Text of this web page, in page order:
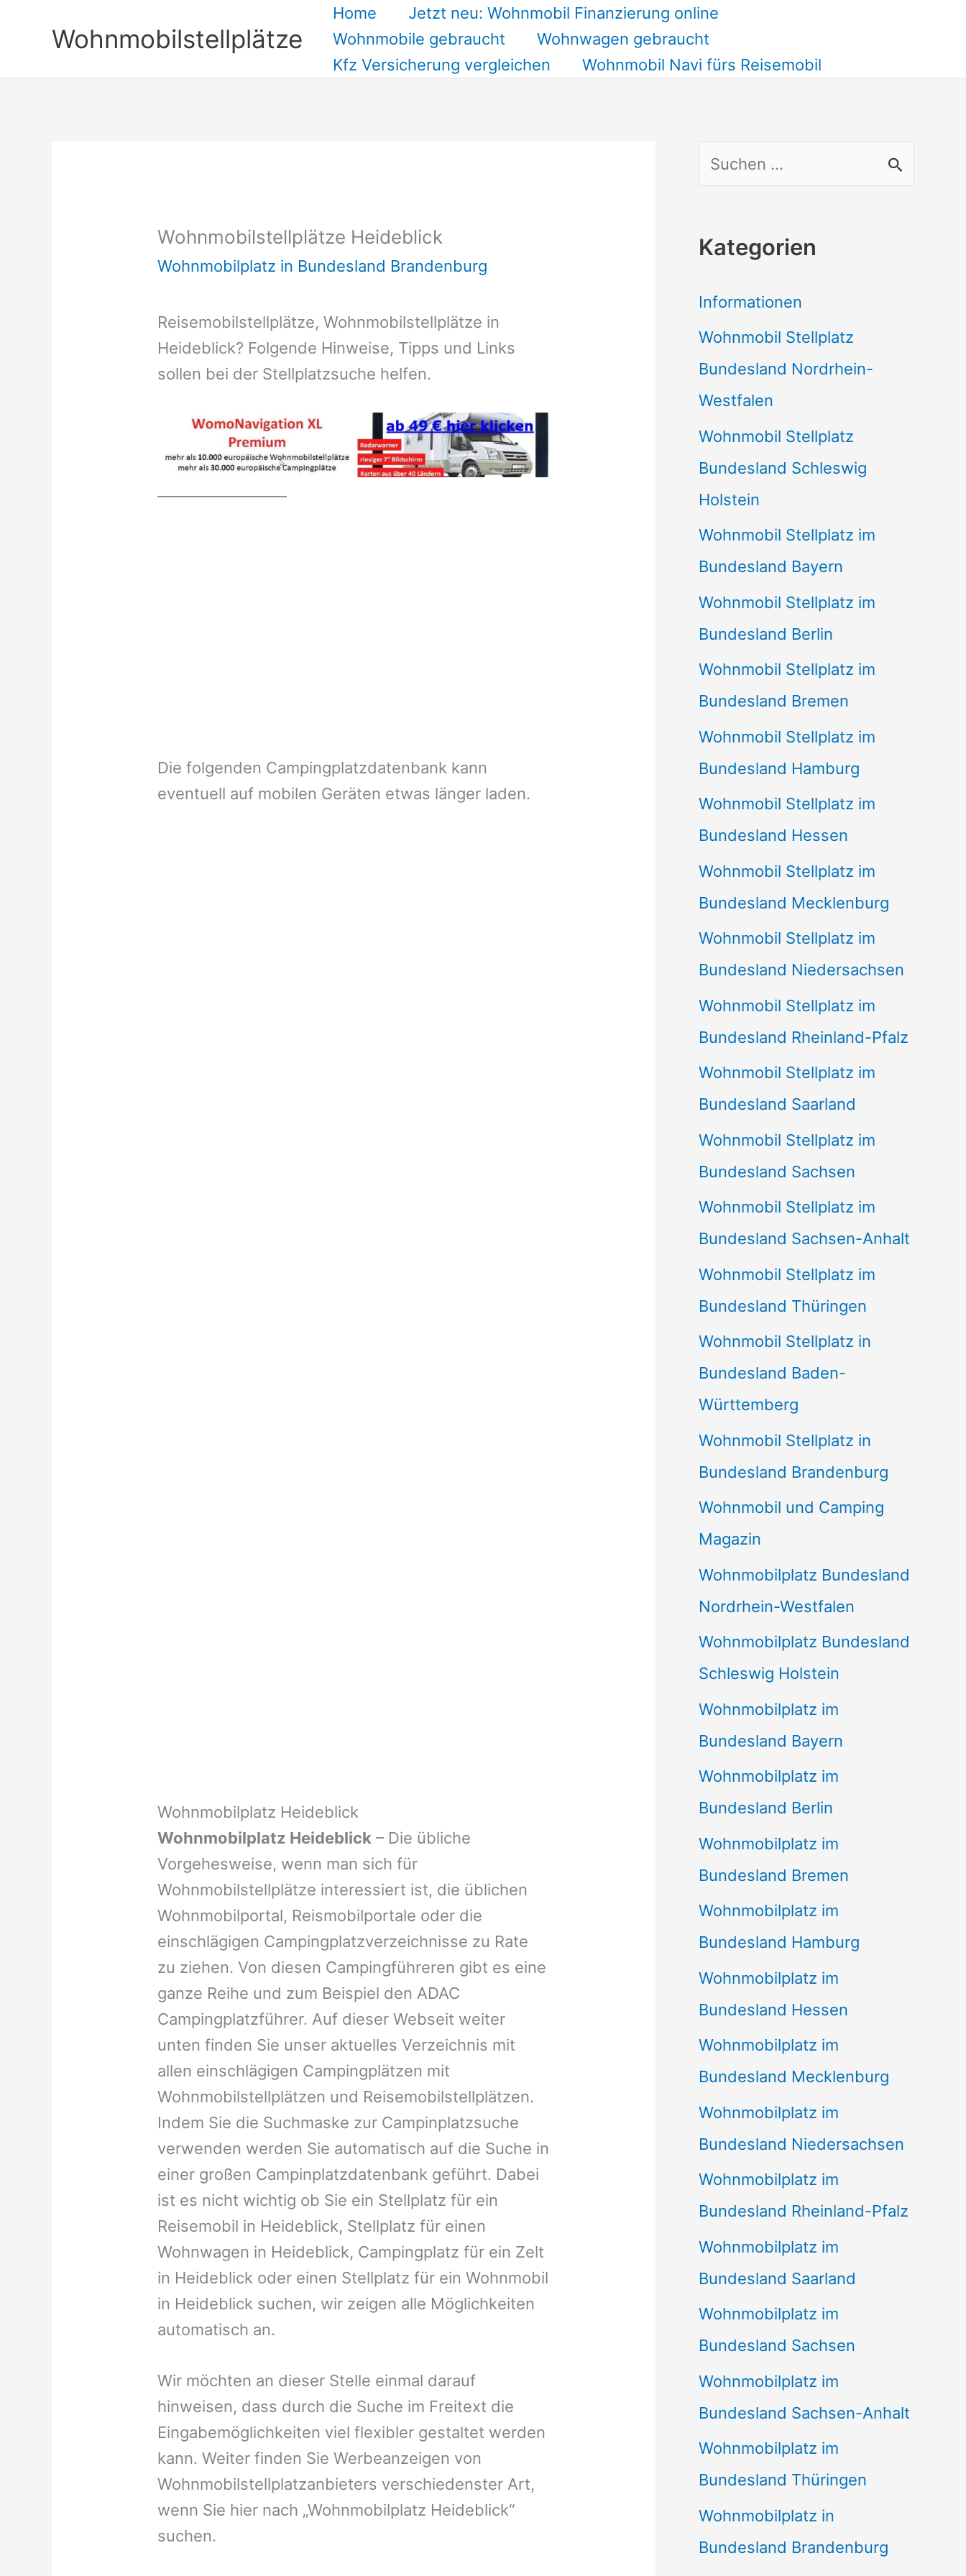
Wohnmobilstellplätze
Home
Jetzt neu: Wohnmobil Finanzierung online
Wohnmobile gebraucht
Wohnwagen gebraucht
Kfz Versicherung vergleichen
Wohnmobil Navi fürs Reisemobil
Wohnmobilstellplätze Heideblick
Wohnmobilplatz in Bundesland Brandenburg
Reisemobilstellplätze, Wohnmobilstellplätze in
Heideblick? Folgende Hinweise, Tipps und Links
sollen bei der Stellplatzsuche helfen.
Die folgenden Campingplatzdatenbank kann
eventuell auf mobilen Geräten etwas länger laden.
Wohnmobilplatz Heideblick
Wohnmobilplatz Heideblick – Die übliche
Vorgehesweise, wenn man sich für
Wohnmobilstellplätze interessiert ist, die üblichen
Wohnmobilportal, Reismobilportale oder die
einschlägigen Campingplatzverzeichnisse zu Rate
zu ziehen. Von diesen Campingführeren gibt es eine
ganze Reihe und zum Beispiel den ADAC
Campingplatzführer. Auf dieser Webseit weiter
unten finden Sie unser aktuelles Verzeichnis mit
allen einschlägigen Campingplätzen mit
Wohnmobilstellplätzen und Reisemobilstellplätzen.
Indem Sie die Suchmaske zur Campinplatzsuche
verwenden werden Sie automatisch auf die Suche in
einer großen Campinplatzdatenbank geführt. Dabei
ist es nicht wichtig ob Sie ein Stellplatz für ein
Reisemobil in Heideblick, Stellplatz für einen
Wohnwagen in Heideblick, Campingplatz für ein Zelt
in Heideblick oder einen Stellplatz für ein Wohnmobil
in Heideblick suchen, wir zeigen alle Möglichkeiten
automatisch an.
Wir möchten an dieser Stelle einmal darauf
hinweisen, dass durch die Suche im Freitext die
Eingabemöglichkeiten viel flexibler gestaltet werden
kann. Weiter finden Sie Werbeanzeigen von
Wohnmobilstellplatzanbieters verschiedenster Art,
wenn Sie hier nach „Wohnmobilplatz Heideblick“
suchen.
u
h
n
a
c
h
:
Kategorien
Informationen
Wohnmobil Stellplatz
Bundesland Nordrhein-
Westfalen
Wohnmobil Stellplatz
Bundesland Schleswig
Holstein
Wohnmobil Stellplatz im
Bundesland Bayern
Wohnmobil Stellplatz im
Bundesland Berlin
Wohnmobil Stellplatz im
Bundesland Bremen
Wohnmobil Stellplatz im
Bundesland Hamburg
Wohnmobil Stellplatz im
Bundesland Hessen
Wohnmobil Stellplatz im
Bundesland Mecklenburg
Wohnmobil Stellplatz im
Bundesland Niedersachsen
Wohnmobil Stellplatz im
Bundesland Rheinland-Pfalz
Wohnmobil Stellplatz im
Bundesland Saarland
Wohnmobil Stellplatz im
Bundesland Sachsen
Wohnmobil Stellplatz im
Bundesland Sachsen-Anhalt
Wohnmobil Stellplatz im
Bundesland Thüringen
Wohnmobil Stellplatz in
Bundesland Baden-
Württemberg
Wohnmobil Stellplatz in
Bundesland Brandenburg
Wohnmobil und Camping
Magazin
Wohnmobilplatz Bundesland
Nordrhein-Westfalen
Wohnmobilplatz Bundesland
Schleswig Holstein
Wohnmobilplatz im
Bundesland Bayern
Wohnmobilplatz im
Bundesland Berlin
Wohnmobilplatz im
Bundesland Bremen
Wohnmobilplatz im
Bundesland Hamburg
Wohnmobilplatz im
Bundesland Hessen
Wohnmobilplatz im
Bundesland Mecklenburg
Wohnmobilplatz im
Bundesland Niedersachsen
Wohnmobilplatz im
Bundesland Rheinland-Pfalz
Wohnmobilplatz im
Bundesland Saarland
Wohnmobilplatz im
Bundesland Sachsen
Wohnmobilplatz im
Bundesland Sachsen-Anhalt
Wohnmobilplatz im
Bundesland Thüringen
Wohnmobilplatz in
Bundesland Brandenburg